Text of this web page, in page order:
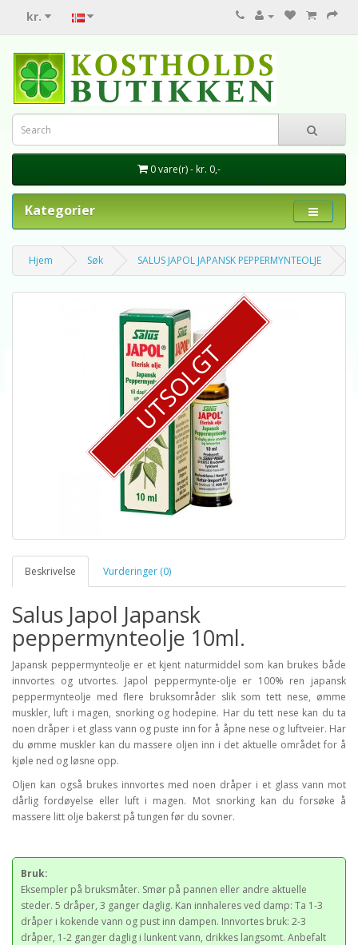
kr.
0 vare(r) - kr. 0,-
Kategorier
Hjem Søk SALUS JAPOL JAPANSK PEPPERMYNTEOLJE
UTSOLGT
Beskrivelse Vurderinger (0)
Salus Japol Japansk
peppermynteolje 10ml.
Japansk peppermynteolje er et kjent naturmiddel som kan brukes både
innvortes og utvortes. Japol peppermynte-olje er 100% ren japansk
peppermynteolje med flere bruksområder slik som tett nese, ømme
muskler, luft i magen, snorking og hodepine. Har du tett nese kan du ta
noen dråper i et glass vann og puste inn for å åpne nese og luftveier. Har
du ømme muskler kan du massere oljen inn i det aktuelle området for å
kjøle ned og løsne opp.
Oljen kan også brukes innvortes med noen dråper i et glass vann mot
dårlig fordøyelse eller luft i magen. Mot snorking kan du forsøke å
massere litt olje bakerst på tungen før du sovner.
Bruk:
Eksempler på bruksmåter. Smør på pannen eller andre aktuelle
steder. 5 dråper, 3 ganger daglig. Kan innhaleres ved damp: Ta 1-3
dråper i kokende vann og pust inn dampen. Innvortes bruk: 2-3
dråper, 1-2 ganger daglig i lunkent vann, drikkes langsomt. Anbefalt